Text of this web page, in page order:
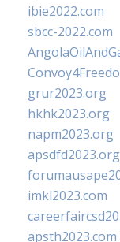
ibie2022.com
sbcc-2022.com
grur2023.org
hkhk2023.org
napm2023.org
apsdfd2023.org
imkl2023.com
apsth2023.com